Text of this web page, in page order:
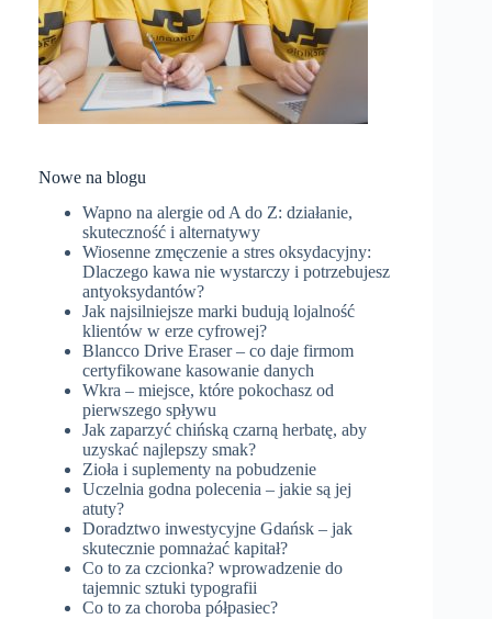
Nowe na blogu
Wapno na alergie od A do Z: działanie,
skuteczność i alternatywy
Wiosenne zmęczenie a stres oksydacyjny:
Dlaczego kawa nie wystarczy i potrzebujesz
antyoksydantów?
Jak najsilniejsze marki budują lojalność
klientów w erze cyfrowej?
Blancco Drive Eraser – co daje firmom
certyfikowane kasowanie danych
Wkra – miejsce, które pokochasz od
pierwszego spływu
Jak zaparzyć chińską czarną herbatę, aby
uzyskać najlepszy smak?
Zioła i suplementy na pobudzenie
Uczelnia godna polecenia – jakie są jej
atuty?
Doradztwo inwestycyjne Gdańsk – jak
skutecznie pomnażać kapitał?
Co to za czcionka? wprowadzenie do
tajemnic sztuki typografii
Co to za choroba półpasiec?